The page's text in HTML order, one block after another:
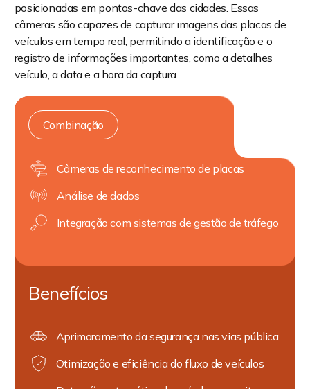
posicionadas em pontos-chave das cidades. Essas
câmeras são capazes de capturar imagens das placas de
veículos em tempo real, permitindo a identificação e o
registro de informações importantes, como a detalhes
veículo, a data e a hora da captura
Combinação
Câmeras de reconhecimento de placas
Análise de dados
Integração com sistemas de gestão de tráfego
Benefícios
Aprimoramento da segurança nas vias pública
Otimização e eficiência do fluxo de veículos